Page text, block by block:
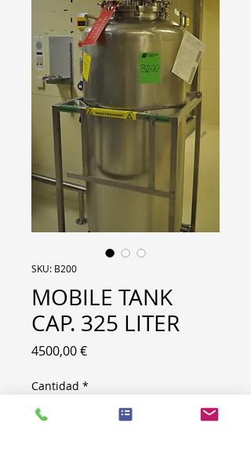
SKU: B200
MOBILE TANK
CAP. 325 LITER
4500,00 €Precio
Cantidad *